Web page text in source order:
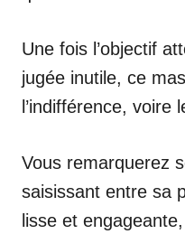
Une fois l’objectif
jugée inutile, ce
l’indifférence, voire
Vous remarquerez
saisissant entre sa
lisse et